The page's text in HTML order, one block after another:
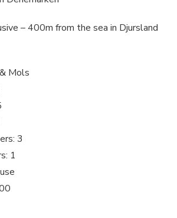
– 400m from the sea in Djursland
Mols
3
1